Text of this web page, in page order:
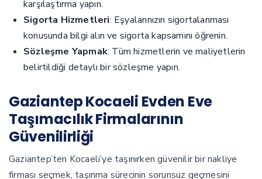
karşılaştırma yapın.
Sigorta Hizmetleri: Eşyalarınızın sigortalanması
konusunda bilgi alın ve sigorta kapsamını öğrenin.
Sözleşme Yapmak: Tüm hizmetlerin ve maliyetlerin
belirtildiği detaylı bir sözleşme yapın.
Gaziantep Kocaeli Evden Eve
Taşımacılık Firmalarının
Güvenilirliği
Gaziantep’ten Kocaeli’ye taşınırken güvenilir bir nakliye
firması seçmek, taşınma sürecinin sorunsuz geçmesini